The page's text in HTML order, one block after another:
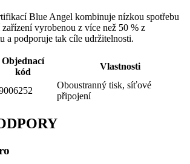
Blue Angel kombinuje nízkou spotřebu
vyrobenou z více než 50 % z
a podporuje tak cíle udržitelnosti.
Objednací
kód
Vlastnosti
Oboustranný tisk, síťové
připojení